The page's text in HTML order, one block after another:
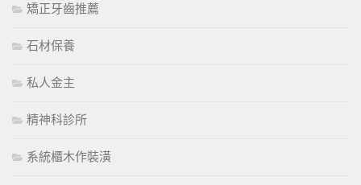
矯正牙齒推薦
石材保養
私人金主
精神科診所
系統櫃木作裝潢